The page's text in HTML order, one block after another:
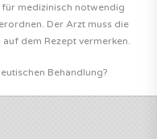
medizinisch notwendig
Der Arzt muss die
dem Rezept vermerken.
Behandlung?